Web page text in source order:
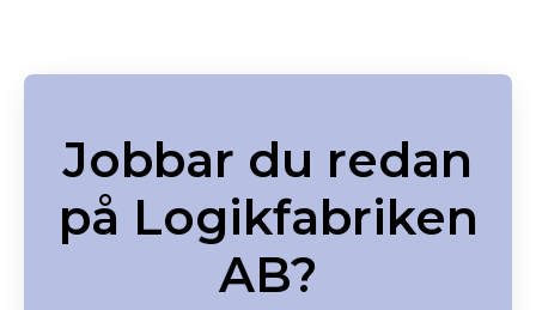
Jobbar du redan
på Logikfabriken
AB?